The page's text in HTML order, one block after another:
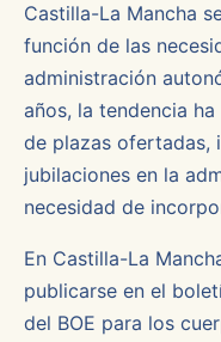
Castilla-La Mancha
función de las
administración
años, la tendencia
de plazas ofertadas,
jubilaciones en la
necesidad de
En Castilla-La
publicarse en el
del BOE para los